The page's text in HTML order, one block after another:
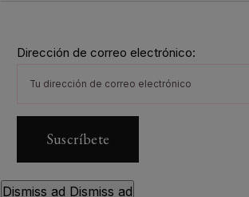
Dirección de correo electrónico:
Dismiss ad Dismiss ad